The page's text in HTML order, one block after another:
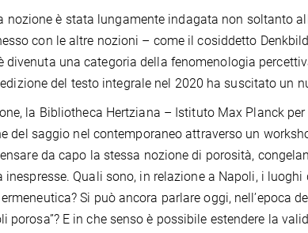
nozione è stata lungamente indagata non soltanto
con le altre nozioni – come il cosiddetto
divenuta una categoria della fenomenologia
del testo integrale nel 2020 ha suscitato un
la Bibliotheca Hertziana – Istituto Max Planck per
del saggio nel contemporaneo attraverso un
da capo la stessa nozione di porosità,
Quali sono, in relazione a Napoli, i
Si può ancora parlare oggi, nell’epoca
porosa”? E in che senso è possibile estendere la